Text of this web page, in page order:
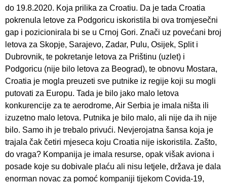
do 19.8.2020. Koja prilika za Croatiu. Da je tada Croatia
pokrenula letove za Podgoricu iskoristila bi ova tromjesečni
gap i pozicionirala bi se u Crnoj Gori. Znači uz povećani broj
letova za Skopje, Sarajevo, Zadar, Pulu, Osijek, Split i
Dubrovnik, te pokretanje letova za Prištinu (uzlet) i
Podgoricu (nije bilo letova za Beograd), te obnovu Mostara,
Croatia je mogla preuzeti sve putnike iz regije koji su mogli
putovati za Europu. Tada je bilo jako malo letova
konkurencije za te aerodrome, Air Serbia je imala ništa ili
izuzetno malo letova. Putnika je bilo malo, ali nije da ih nije
bilo. Samo ih je trebalo privući. Nevjerojatna šansa koja je
trajala čak četiri mjeseca koju Croatia nije iskoristila. Zašto,
do vraga? Kompanija je imala resurse, opak višak aviona i
posade koje su dobivale plaću ali nisu letjele, država je dala
enorman novac za pomoć kompaniji tijekom Covida-19,